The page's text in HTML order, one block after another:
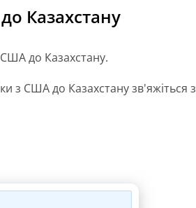
Казахстану
до Казахстану.
з США до Казахстану зв'яжіться з